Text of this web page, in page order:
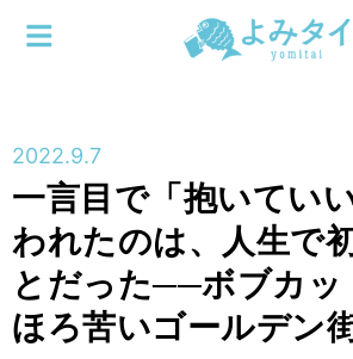
連載
新刊
検索する
メニューを閉じる
2022.9.7
一言目で「抱いてい
われたのは、人生で
とだった──ボブカッ
ほろ苦いゴールデン